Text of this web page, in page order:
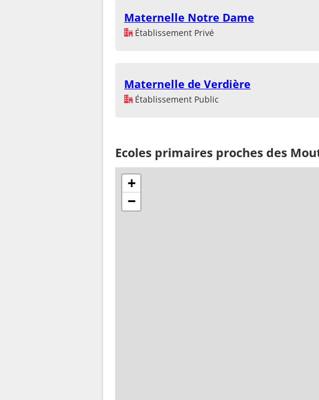
Maternelle Notre Dame
Établissement Privé
Maternelle de Verdière
Établissement Public
Ecoles primaires proches des
+
−